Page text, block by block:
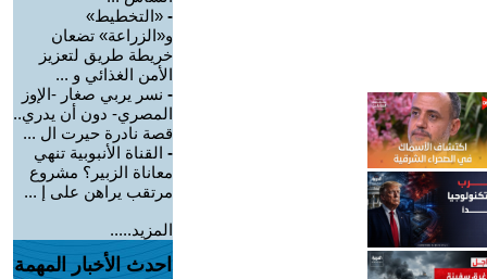
- «التخطيط»
و«الزراعة» تضعان
خريطة طريق لتعزيز
الأمن الغذائي و ...
- نسر يربي صغار -الإوز
المصري- دون أن يدري..
قصة نادرة حيرت ال ...
- القناة الأنبوبية تنهي
معاناة الزبير؟ مشروع
مرتقب يراهن على إ ...
المزيد.....
احدث الأخبار المهمة